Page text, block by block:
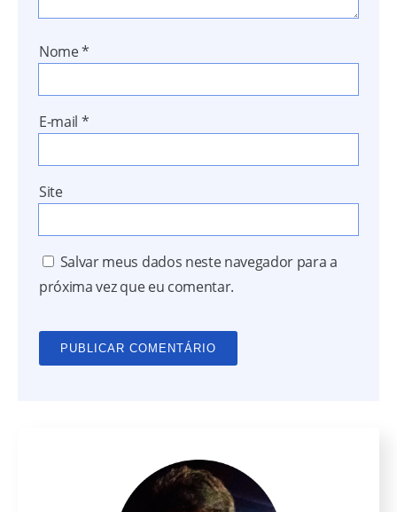
Nome*
E-mail *
Site
Salvar meus dados neste navegador para a
próxima vez que eu comentar.